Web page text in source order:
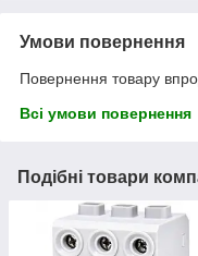
Умови повернення
Повернення товару
Всі умови повернення
Подібні товари